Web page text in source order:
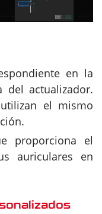
en la
del actualizador.
el mismo
proporciona el
auriculares en